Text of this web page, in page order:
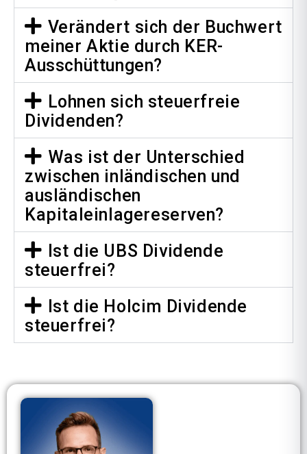
Verändert sich der Buchwert
meiner Aktie durch KER-
Ausschüttungen?
Lohnen sich steuerfreie
Dividenden?
Was ist der Unterschied
zwischen inländischen und
ausländischen
Kapitaleinlagereserven?
Ist die UBS Dividende
steuerfrei?
Ist die Holcim Dividende
steuerfrei?